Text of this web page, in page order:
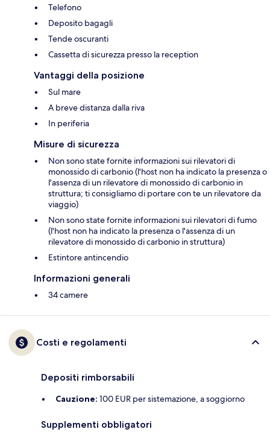
Telefono
Deposito bagagli
Tende oscuranti
Cassetta di sicurezza presso la reception
Vantaggi della posizione
Sul mare
A breve distanza dalla riva
In periferia
Misure di sicurezza
Non sono state fornite informazioni sui rilevatori di
monossido di carbonio (l'host non ha indicato la presenza o
l'assenza di un rilevatore di monossido di carbonio in
struttura; ti consigliamo di portare con te un rilevatore da
viaggio)
Non sono state fornite informazioni sui rilevatori di fumo
(l'host non ha indicato la presenza o l'assenza di un
rilevatore di monossido di carbonio in struttura)
Estintore antincendio
Informazioni generali
34 camere
Costi e regolamenti
Depositi rimborsabili
Cauzione: 100 EUR per sistemazione, a soggiorno
Supplementi obbligatori